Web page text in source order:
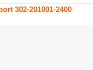
302-201001-2400